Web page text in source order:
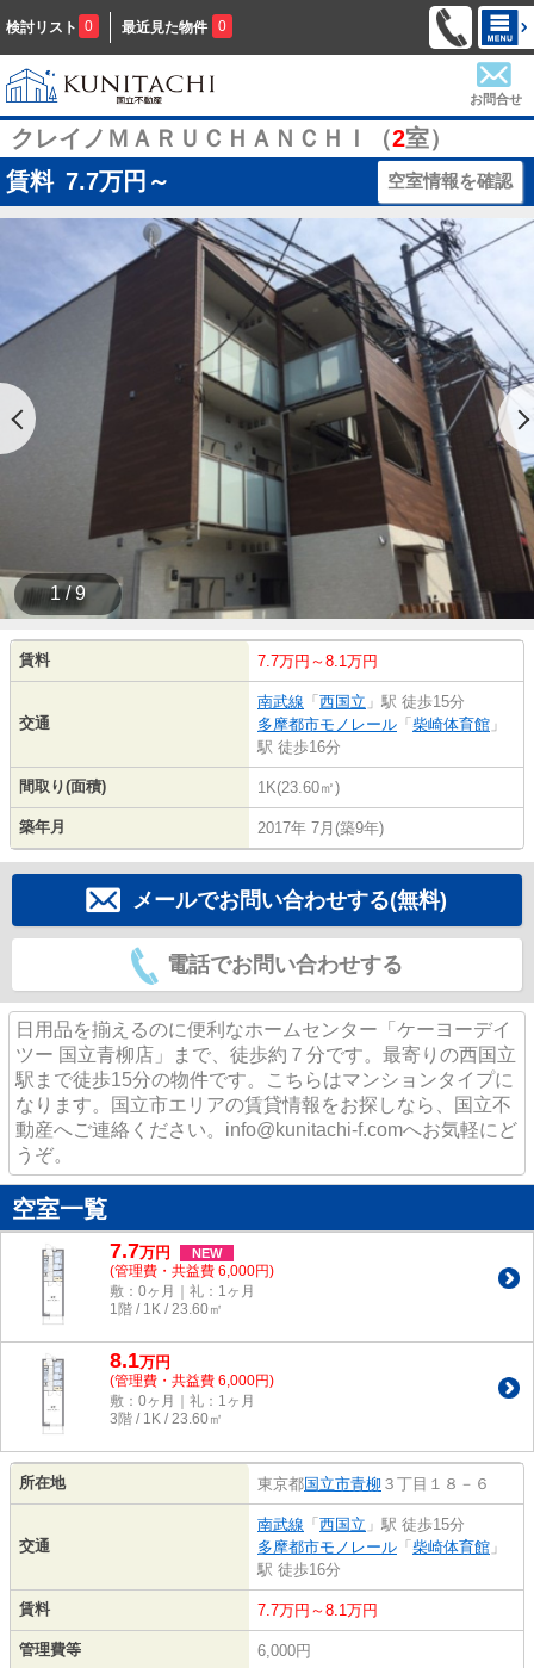
検討リスト 0 最近見た物件 0
お問合せ
クレイノＭＡＲＵＣＨＡＮＣＨＩ（2室）
賃料 7.7万円～ 空室情報を確認
1 / 9
賃料 7.7万円～8.1万円
交通
南武線 「 西国立 」駅 徒歩15分
多摩都市モノレール 「 柴崎体育館 」
駅 徒歩16分
間取り(面積) 1K(23.60㎡)
築年月 2017年 7月(築9年)
メールでお問い合わせする(無料)
電話でお問い合わせする
日用品を揃えるのに便利なホームセンター「ケーヨーデイ
ツー 国立青柳店」まで、徒歩約７分です。最寄りの西国立
駅まで徒歩15分の物件です。こちらはマンションタイプに
なります。国立市エリアの賃貸情報をお探しなら、国立不
動産へご連絡ください。info@kunitachi-f.comへお気軽にど
うぞ。
空室一覧
7.7万円 NEW
(管理費・共益費 6,000円)
敷：0ヶ月｜礼：1ヶ月
1階 / 1K / 23.60㎡
8.1万円
(管理費・共益費 6,000円)
敷：0ヶ月｜礼：1ヶ月
3階 / 1K / 23.60㎡
所在地 東京都国立市青柳 ３丁目１８－６
交通
南武線 「 西国立 」駅 徒歩15分
多摩都市モノレール 「 柴崎体育館 」
駅 徒歩16分
賃料 7.7万円～8.1万円
管理費等 6,000円